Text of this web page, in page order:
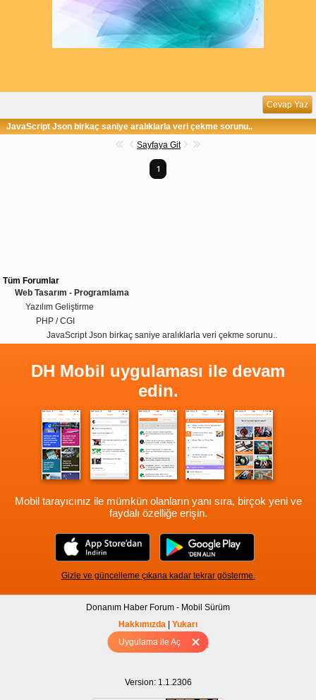
Uygulama ile Aç
Cevap Yaz
JavaScript Json birkaç saniye aralıklarla veri çekme sorunu..
Sayfaya Git
1
Tüm Forumlar
Web Tasarım - Programlama
Yazılım Geliştirme
PHP / CGI
JavaScript Json birkaç saniye aralıklarla veri çekme sorunu..
DH Mobil uygulaması ile devam
edin.
Mobil tarayıcınız ile mümkün olanların yanı sıra, birçok yeni ve
faydalı özelliğe erişin.
Gizle ve güncelleme çıkana kadar tekrar gösterme.
Donanım Haber Forum - Mobil Sürüm
Hakkımızda | Yukarı
Tam sürüm için Tıklayınız
Version: 1.1.2306